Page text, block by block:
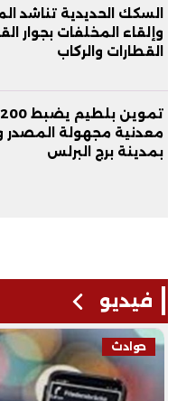
السكك الحديدية تناشد
وإلقاء المخلفات بجوار
القطارات والركاب
بمدينة برج البرلس
فيديو
حوادث